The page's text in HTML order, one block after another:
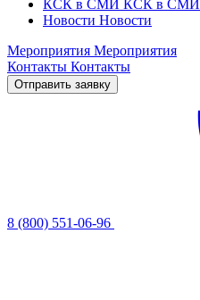
КСК в СМИ КСК в СМИ
Новости Новости
Мероприятия Мероприятия
Контакты Контакты
Отправить заявку
8 (800) 551-06-96